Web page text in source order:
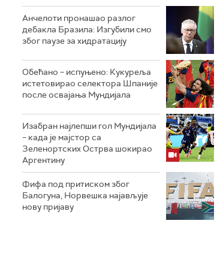
Анчелоти пронашао разлог
дебакла Бразила: Изгубили смо
због паузе за хидратацију
Обећано – испуњено: Кукуреља
истетовирао селектора Шпаније
после освајања Мундијала
Изабран најлепши гол Мундијала
– када је мајстор са
Зеленортских Острва шокирао
Аргентину
Фифа под притиском због
Балогуна, Норвешка најављује
нову пријаву